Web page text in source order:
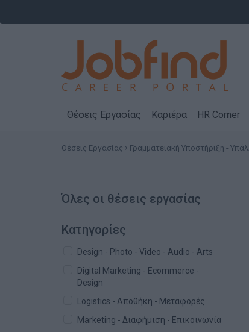
Θέσεις Εργασίας Καριέρα HR Corner
Θέσεις Εργασίας Γραμματειακή Υποστήριξη -
Όλες οι θέσεις εργασίας
Κατηγορίες
Design - Photo - Video - Audio - Arts
Digital Marketing - Ecommerce -
Design
Logistics - Αποθήκη - Μεταφορές
Marketing - Διαφήμιση - Επικοινωνία